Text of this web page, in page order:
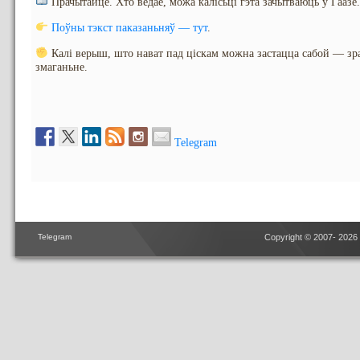
Поўны тэкст паказаньняў — тут.
Калі верыш, што нават пад ціскам можна застацца сабой —
змаганьне.
Telegram
Telegram Copyright © 2007- 2026